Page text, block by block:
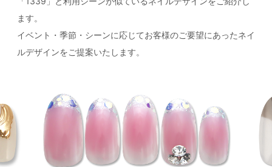
ます。
イベント・季節・シーンに応じてお客様のご要望にあったネイ
ルデザインをご提案いたします。